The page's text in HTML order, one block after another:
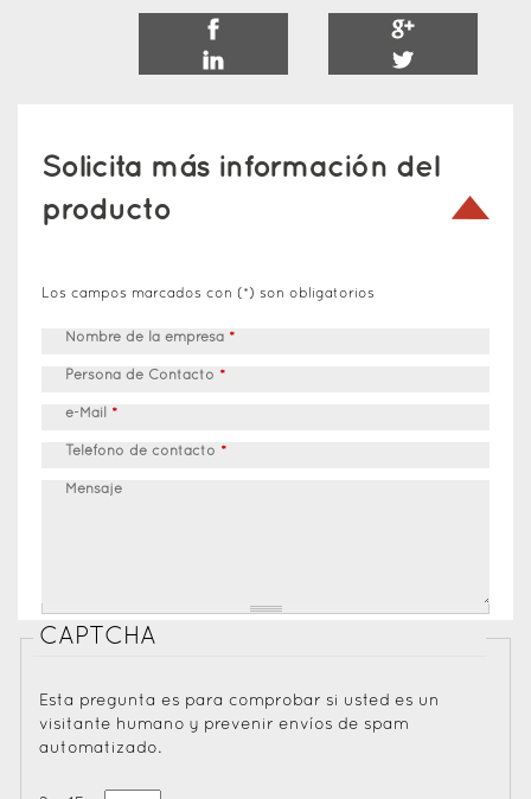
Solicita más información del
producto
Los campos marcados con (*) son obligatorios
Nombre de la empresa *
Persona de Contacto *
e-Mail *
Teléfono de contacto *
Mensaje
CAPTCHA
Esta pregunta es para comprobar si usted es un
visitante humano y prevenir envíos de spam
automatizado.